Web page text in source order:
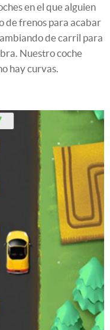
en el que alguien
de frenos para acabar
de carril para
Nuestro coche
hay curvas.